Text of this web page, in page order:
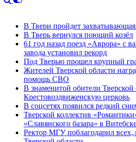
В Твери пройдет
В Тверь вернулся поющий козёл
61 год назад поезд «Аврора» с
завода установил рекорд
Под Тверью прошел крупный
Жителей Тверской области
помощь СВО
В знаменитой обители Тверской
Крестовоздвиженскую церковь
В соцсетях появился редкий
Тверской коллектив
«Славянского базара» в
Ректор МГУ поблагодарил всех,